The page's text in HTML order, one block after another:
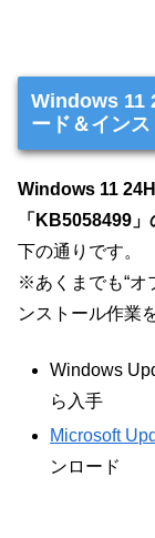
Windows 11
ード＆イン
Windows 11
「KB5058499
下の通りです。
※あくまでも“オ
ンストール作業
Windows
ら入手
Microsoft
ンロード